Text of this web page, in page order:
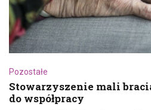
Pozostałe
Stowarzyszenie mali
do współpracy